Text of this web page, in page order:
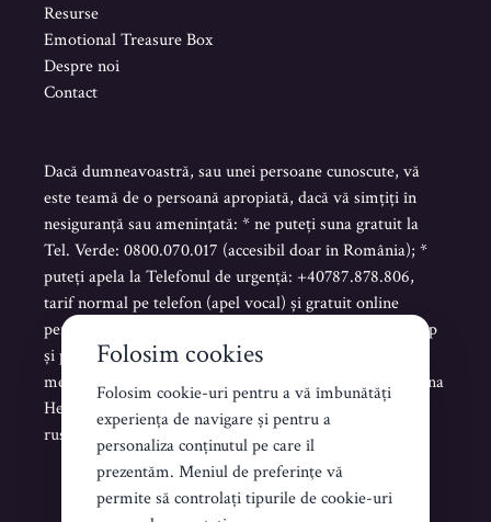
Resurse
Emotional Treasure Box
Despre noi
Contact
Dacă dumneavoastră, sau unei persoane cunoscute, vă
este teamă de o persoană apropiată, dacă vă simțiți în
nesiguranță sau amenințată: * ne puteți suna gratuit la
Tel. Verde: 0800.070.017 (accesibil doar în România); *
puteți apela la Telefonul de urgență: +40787.878.806,
tarif normal pe telefon (apel vocal) și gratuit online
pentru mesaje scrise sau vocale pe Telegram, WhatsApp
și pentru mesaje scrise de tip SMS. * puteți trimite un
mesaj scris pe platforma www.helenahelpline.com Helena
Helpline este accesibilă NON STOP în limba română,
rusă, ucraineană și engleză.
Creat de Koddezign
Folosim cookies
Folosim cookie-uri pentru a vă îmbunătăți
experiența de navigare și pentru a
personaliza conținutul pe care îl
prezentăm. Meniul de preferinţe vă
permite să controlați tipurile de cookie-uri